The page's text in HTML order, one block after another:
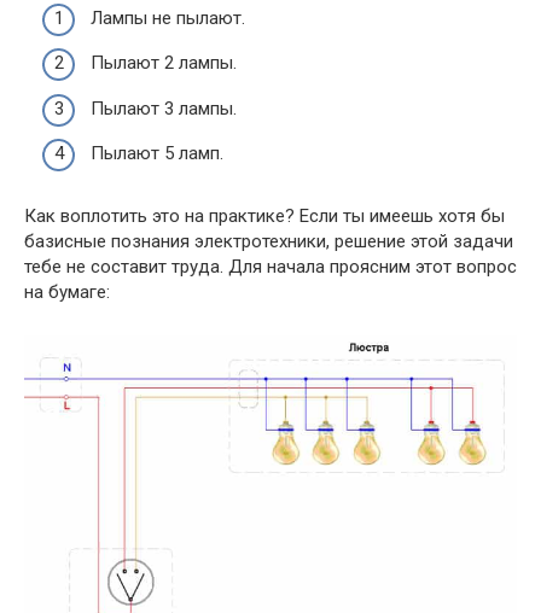
Лампы не пылают.
Пылают 2 лампы.
Пылают 3 лампы.
Пылают 5 ламп.
Как воплотить это на практике? Если ты имеешь хотя бы
базисные познания электротехники, решение этой задачи
тебе не составит труда. Для начала проясним этот вопрос
на бумаге: